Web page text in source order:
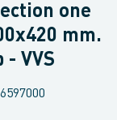
one
mm.
- VVS